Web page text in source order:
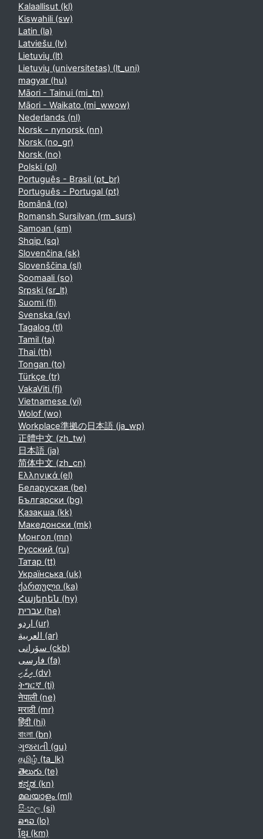
Kalaallisut ‎(kl)‎
Kiswahili ‎(sw)‎
Latin ‎(la)‎
Latviešu ‎(lv)‎
Lietuvių ‎(lt)‎
Lietuvių (universitetas) ‎(lt_uni)‎
magyar ‎(hu)‎
Māori - Tainui ‎(mi_tn)‎
Māori - Waikato ‎(mi_wwow)‎
Nederlands ‎(nl)‎
Norsk - nynorsk ‎(nn)‎
Norsk ‎(no_gr)‎
Norsk ‎(no)‎
Polski ‎(pl)‎
Português - Brasil ‎(pt_br)‎
Português - Portugal ‎(pt)‎
Română ‎(ro)‎
Romansh Sursilvan ‎(rm_surs)‎
Samoan ‎(sm)‎
Shqip ‎(sq)‎
Slovenčina ‎(sk)‎
Slovenščina ‎(sl)‎
Soomaali ‎(so)‎
Srpski ‎(sr_lt)‎
Suomi ‎(fi)‎
Svenska ‎(sv)‎
Tagalog ‎(tl)‎
Tamil ‎(ta)‎
Thai ‎(th)‎
Tongan ‎(to)‎
Türkçe ‎(tr)‎
VakaViti ‎(fj)‎
Vietnamese ‎(vi)‎
Wolof ‎(wo)‎
Workplace準拠の日本語 ‎(ja_wp)‎
正體中文 ‎(zh_tw)‎
日本語 ‎(ja)‎
简体中文 ‎(zh_cn)‎
Ελληνικά ‎(el)‎
Беларуская ‎(be)‎
Български ‎(bg)‎
Қазақша ‎(kk)‎
Македонски ‎(mk)‎
Монгол ‎(mn)‎
Русский ‎(ru)‎
Татар ‎(tt)‎
Українська ‎(uk)‎
ქართული ‎(ka)‎
Հայերեն ‎(hy)‎
עברית ‎(he)‎
اردو ‎(ur)‎
العربية ‎(ar)‎
سۆرانی ‎(ckb)‎
فارسی ‎(fa)‎
ދިވެހި ‎(dv)‎
ትግርኛ ‎(ti)‎
नेपाली ‎(ne)‎
मराठी ‎(mr)‎
हिंदी ‎(hi)‎
বাংলা ‎(bn)‎
ગુજરાતી ‎(gu)‎
தமிழ் ‎(ta_lk)‎
తెలుగు ‎(te)‎
ಕನ್ನಡ ‎(kn)‎
മലയാളം ‎(ml)‎
සිංහල ‎(si)‎
ລາວ ‎(lo)‎
ខ្មែរ ‎(km)‎